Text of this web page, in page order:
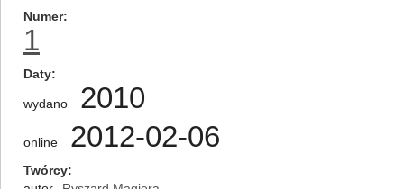
Numer
1
Daty
wydano 2010
online 2012-02-06
Twórcy